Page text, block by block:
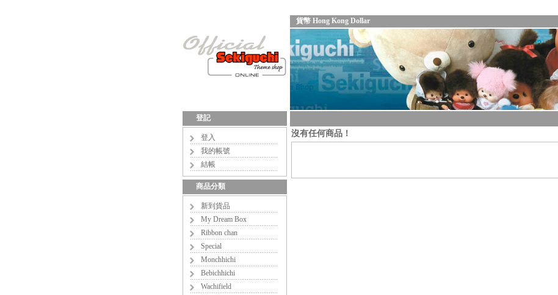
貨幣 Hong Kong Dollar
登記
登入
我的帳號
結帳
商品分類
新到貨品
My Dream Box
Ribbon chan
Special
Monchhichi
Bebichhichi
Wachifield
沒有任何商品！